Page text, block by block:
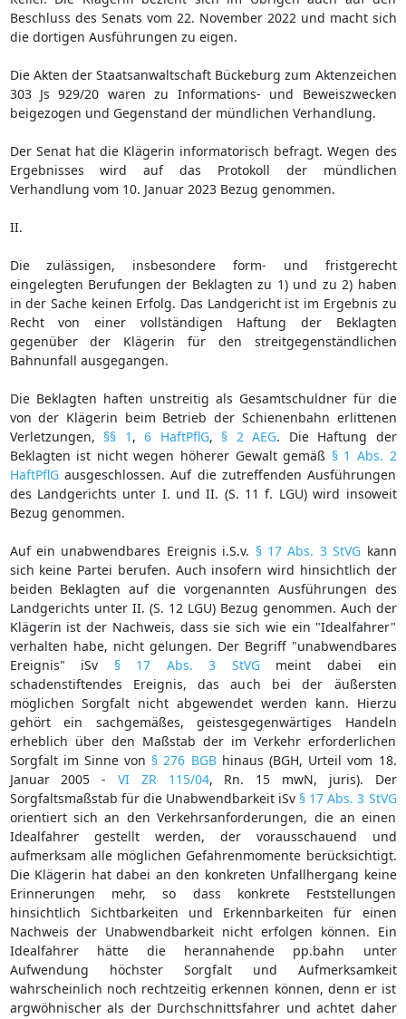
Beschluss des Senats vom 22. November 2022 und macht sich
die dortigen Ausführungen zu eigen.
Die Akten der Staatsanwaltschaft Bückeburg zum Aktenzeichen
303 Js 929/20 waren zu Informations- und Beweiszwecken
beigezogen und Gegenstand der mündlichen Verhandlung.
Der Senat hat die Klägerin informatorisch befragt. Wegen des
Ergebnisses wird auf das Protokoll der mündlichen
Verhandlung vom 10. Januar 2023 Bezug genommen.
II.
Die zulässigen, insbesondere form- und fristgerecht
eingelegten Berufungen der Beklagten zu 1) und zu 2) haben
in der Sache keinen Erfolg. Das Landgericht ist im Ergebnis zu
Recht von einer vollständigen Haftung der Beklagten
gegenüber der Klägerin für den streitgegenständlichen
Bahnunfall ausgegangen.
Die Beklagten haften unstreitig als Gesamtschuldner für die
von der Klägerin beim Betrieb der Schienenbahn erlittenen
Verletzungen, §§ 1 , 6 HaftPflG, § 2 AEG. Die Haftung der
Beklagten ist nicht wegen höherer Gewalt gemäß § 1 Abs. 2
HaftPflGausgeschlossen. Auf die zutreffenden Ausführungen
des Landgerichts unter I. und II. (S. 11 f. LGU) wird insoweit
Bezug genommen.
Auf ein unabwendbares Ereignis i.S.v. § 17 Abs. 3 StVG kann
sich keine Partei berufen. Auch insofern wird hinsichtlich der
beiden Beklagten auf die vorgenannten Ausführungen des
Landgerichts unter II. (S. 12 LGU) Bezug genommen. Auch der
Klägerin ist der Nachweis, dass sie sich wie ein "Idealfahrer"
verhalten habe, nicht gelungen. Der Begriff "unabwendbares
Ereignis" iSv § 17 Abs. 3 StVGmeint dabei ein
schadenstiftendes Ereignis, das auch bei der äußersten
möglichen Sorgfalt nicht abgewendet werden kann. Hierzu
gehört ein sachgemäßes, geistesgegenwärtiges Handeln
erheblich über den Maßstab der im Verkehr erforderlichen
Sorgfalt im Sinne von § 276 BGBhinaus (BGH, Urteil vom 18.
Januar 2005 - VI ZR 115/04, Rn. 15 mwN, juris). Der
Sorgfaltsmaßstab für die Unabwendbarkeit iSv § 17 Abs. 3 StVG
orientiert sich an den Verkehrsanforderungen, die an einen
Idealfahrer gestellt werden, der vorausschauend und
aufmerksam alle möglichen Gefahrenmomente berücksichtigt.
Die Klägerin hat dabei an den konkreten Unfallhergang keine
Erinnerungen mehr, so dass konkrete Feststellungen
hinsichtlich Sichtbarkeiten und Erkennbarkeiten für einen
Nachweis der Unabwendbarkeit nicht erfolgen können. Ein
Idealfahrer hätte die herannahende pp.bahn unter
Aufwendung höchster Sorgfalt und Aufmerksamkeit
wahrscheinlich noch rechtzeitig erkennen können, denn er ist
argwöhnischer als der Durchschnittsfahrer und achtet daher